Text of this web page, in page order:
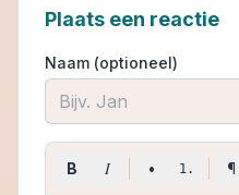
Plaats een reactie
Naam (optioneel)
B I • 1. ¶